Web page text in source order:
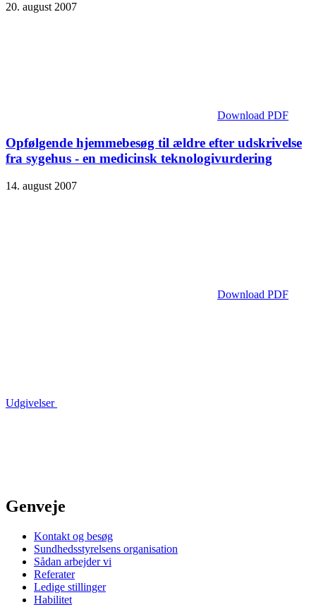
20. august 2007
Download PDF
Opfølgende hjemmebesøg til ældre efter udskrivelse
fra sygehus - en medicinsk teknologivurdering
14. august 2007
Download PDF
Udgivelser
Genveje
Kontakt og besøg
Sundhedsstyrelsens organisation
Sådan arbejder vi
Referater
Ledige stillinger
Habilitet